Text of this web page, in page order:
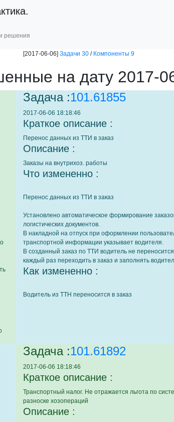
решения
[2017-06-06] Задачи 30 / Компоненты 9
на дату 2017-
Задача :101.61855
2017-06-06 18:18:46
Краткое описание :
Перенос данных из ТТИ в заказ
Описание :
Заказы на внутрихоз. работы
Что измененно :
Перенос данных из ТТИ в заказ
Установлено автоматическое формирование
логистических документов.
В накладной на отпуск при оформлении
транспортной информации указывает водителя.
В созданный заказ по ТТИ водитель не
каждый раз переходить в заказ и заполнять
Как измененно :
Водитель из ТТН переносится в заказ
Задача :101.61892
2017-06-06 18:18:46
Краткое описание :
Транспортный налог. Не отражается льгота по
разноске хозопераций
Описание :